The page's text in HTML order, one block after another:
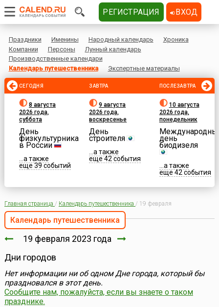
Праздники Именины Народный календарь
Хроника
Компании
Персоны
Лунный календарь
Производственные календари
Календарь путешественника
Экспертные материалы
СЕГОДНЯ
8 августа
2026 года,
суббота
День
физкультурника
в России
...а также
еще 39 событий
ЗАВТРА
9 августа
2026 года,
воскресенье
День
строителя
...а также
еще 42 события
ПОСЛЕЗАВТРА
10 августа
2026 года,
понедельник
день
биодизеля
...а также
еще 42 события
Главная страница / Календарь путешественника / 19 февраля
Календарь путешественника
19 февраля 2023 года
Дни городов
Нет информации ни об одном Дне города, который бы
праздновался в этот день.
Сообщите нам, пожалуйста, если вы знаете о таком
празднике.
РЕГИСТРАЦИЯ ВХОД